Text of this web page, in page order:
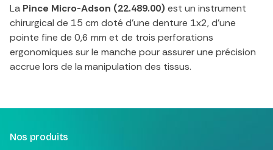
La Pince Micro-Adson (22.489.00) est un instrument
chirurgical de 15 cm doté d'une denture 1x2, d'une
pointe fine de 0,6 mm et de trois perforations
ergonomiques sur le manche pour assurer une précision
accrue lors de la manipulation des tissus.
Nos produits